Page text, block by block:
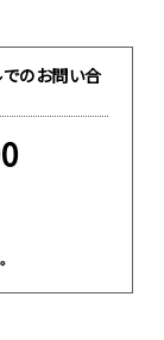
のお問い合